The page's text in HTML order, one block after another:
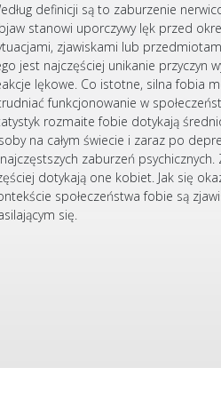
definicji są to zaburzenie
stanowi uporczywy lęk przed
zjawiskami lub
jest najczęściej unikanie przyczyn
lękowe. Co istotne, silna fobia
funkcjonowanie w
rozmaite fobie dotykają
na całym świecie i zaraz po
zaburzeń psychicznych.
dotykają one kobiet. Jak się
społeczeństwa fobie są
się.